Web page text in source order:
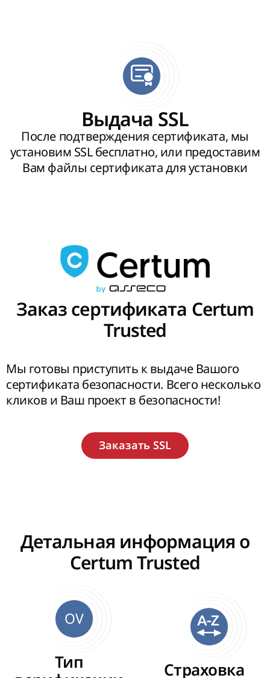
Выдача SSL
После подтверждения сертификата, мы
установим SSL бесплатно, или предоставим
Вам файлы сертификата для установки
Заказ сертификата Certum
Trusted
Мы готовы приступить к выдаче Вашого
сертификата безопасности. Всего несколько
кликов и Ваш проект в безопасности!
Детальная информация о
Certum Trusted
OV
Тип
Страховка